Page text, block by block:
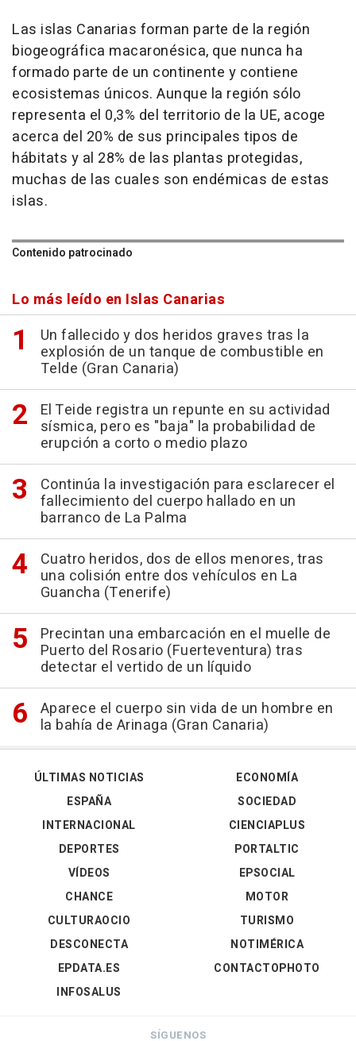
Las islas Canarias forman parte de la región
biogeográfica macaronésica, que nunca ha
formado parte de un continente y contiene
ecosistemas únicos. Aunque la región sólo
representa el 0,3% del territorio de la UE, acoge
acerca del 20% de sus principales tipos de
hábitats y al 28% de las plantas protegidas,
muchas de las cuales son endémicas de estas
islas.
Contenido patrocinado
Lo más leído en Islas Canarias
Un fallecido y dos heridos graves tras la
explosión de un tanque de combustible en
Telde (Gran Canaria)
El Teide registra un repunte en su actividad
sísmica, pero es "baja" la probabilidad de
erupción a corto o medio plazo
Continúa la investigación para esclarecer el
fallecimiento del cuerpo hallado en un
barranco de La Palma
Cuatro heridos, dos de ellos menores, tras
una colisión entre dos vehículos en La
Guancha (Tenerife)
Precintan una embarcación en el muelle de
Puerto del Rosario (Fuerteventura) tras
detectar el vertido de un líquido
Aparece el cuerpo sin vida de un hombre en
la bahía de Arinaga (Gran Canaria)
ÚLTIMAS NOTICIAS
ESPAÑA
INTERNACIONAL
DEPORTES
VÍDEOS
ECONOMÍA
SOCIEDAD
CIENCIAPLUS
PORTALTIC
EPSOCIAL
CHANCE
CULTURAOCIO
DESCONECTA
EPDATA.ES
INFOSALUS
MOTOR
TURISMO
NOTIMÉRICA
CONTACTOPHOTO
SÍGUENOS